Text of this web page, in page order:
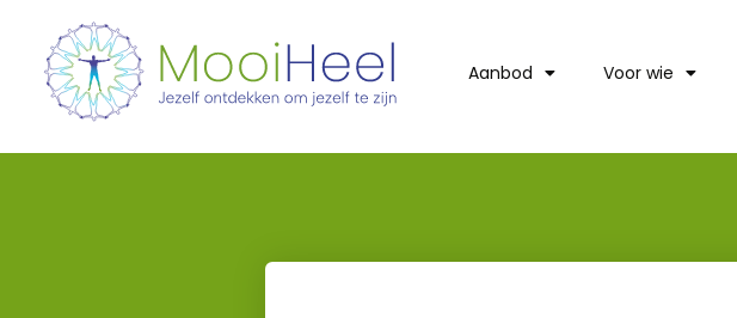
inhoud
Aanbod Voor wie